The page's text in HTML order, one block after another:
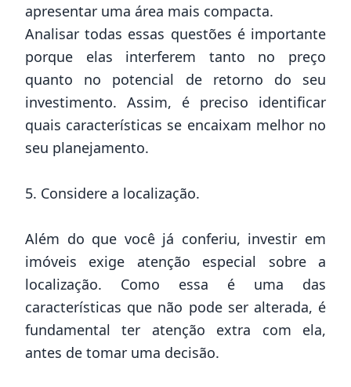
apresentar uma área mais compacta.
Analisar todas essas questões é importante
porque elas interferem tanto no preço
quanto no potencial de retorno do seu
investimento. Assim, é preciso identificar
quais características se encaixam melhor no
seu planejamento.
5. Considere a localização.
Além do que você já conferiu, investir em
imóveis exige atenção especial sobre a
localização. Como essa é uma das
características que não pode ser alterada, é
fundamental ter atenção extra com ela,
antes de tomar uma decisão.